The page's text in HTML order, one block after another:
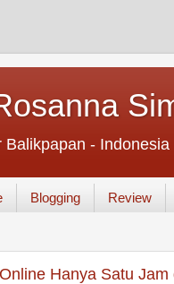
Balikpapan - Indonesia
Blogging Review
Hanya Satu